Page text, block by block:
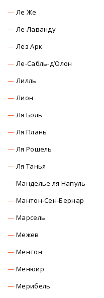
Ле Же
Ле Лаванду
Лез Арк
Ле-Сабль-д’Олон
Лилль
Лион
Ля Боль
Ля Плань
Ля Рошель
Ля Танья
Манделье ля Напуль
Мантон-Сен-Бернар
Марсель
Межев
Ментон
Менюир
Мерибель